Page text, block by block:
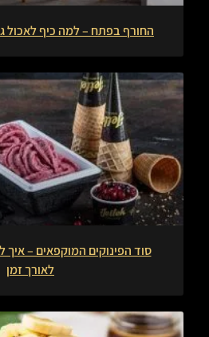
החורף בפתח – למה כיף לאכול
סוד הפינוקים המוקפאים –
לאורך זמן